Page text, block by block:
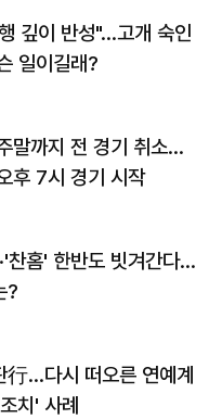
깊이 반성"…고개 숙인
일이길래?
말까지 전 경기 취소…
후 7시 경기 시작
찬홈' 한반도 빗겨간다…
?
行…다시 떠오른 연예계
치' 사례